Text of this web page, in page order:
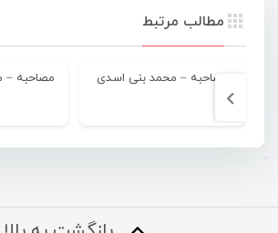
مطالب مرتبط
مصاحبه – محمد بنی اسدی مصاحبه –